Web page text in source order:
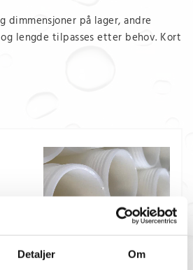
Detaljer Om
dimmensjoner på lager, andre
lengde tilpasses etter behov. Kort